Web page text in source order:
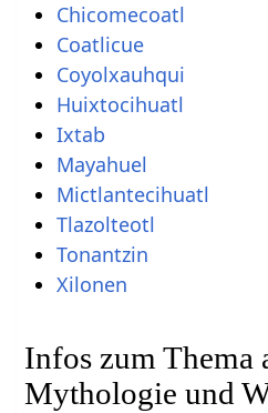
Chicomecoatl
Coatlicue
Coyolxauhqui
Huixtocihuatl
Ixtab
Mayahuel
Mictlantecihuatl
Tlazolteotl
Tonantzin
Xilonen
Infos zum Thema
Mythologie und